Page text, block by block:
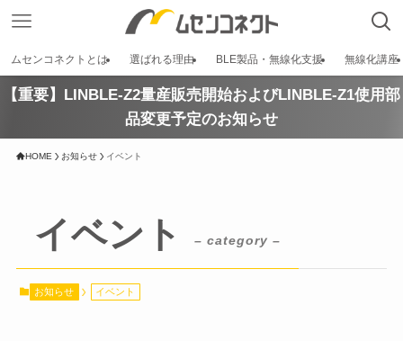
ムセンコネクトとは 選ばれる理由 BLE製品・無線化支援 無線化講座
【重要】LINBLE-Z2量産販売開始およびLINBLE-Z1使用部
品変更予定のお知らせ
HOME お知らせ イベント
イベント – category –
お知らせ イベント